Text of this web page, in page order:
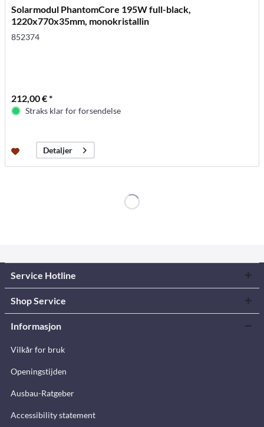
Solarmodul PhantomCore 195W full-black,
1220x770x35mm, monokristallin
852374
212,00 € *
Straks klar for forsendelse
Detaljer
Service Hotline
Shop Service
Informasjon
Vilkår for bruk
Openingstijden
Ausbau-Ratgeber
Accessibility statement